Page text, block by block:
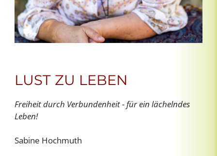
LUST ZU LEBEN
Freiheit durch Verbundenheit - für ein lächelndes
Leben!
Sabine Hochmuth